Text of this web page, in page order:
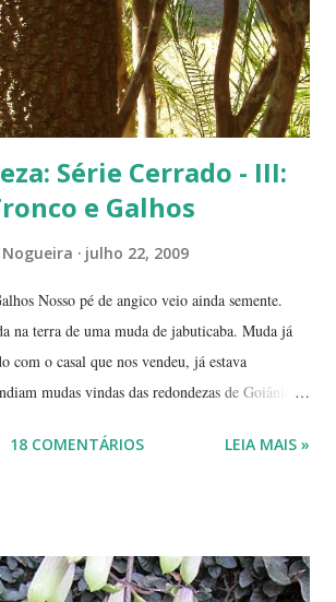
Série Cerrado - III:
e Galhos
Nogueira julho 22, 2009
Nosso pé de angico veio ainda semente.
na terra de uma muda de jabuticaba. Muda já
com o casal que nos vendeu, já estava
mudas vindas das redondezas de Goiânia.
com bastante cuidado, regando-a
alturas já estava do tamanho da
18 COMENTÁRIOS LEIA MAIS »